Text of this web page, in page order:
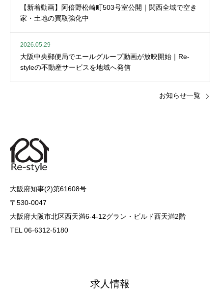
【新着動画】阿倍野松崎町503号室公開｜関西全域で空き
家・土地の買取強化中
2026.05.29
大阪中央郵便局でエールグループ動画が放映開始｜Re-
styleの不動産サービスを地域へ発信
お知らせ一覧
大阪府知事(2)第61608号
〒530-0047
大阪府大阪市北区西天満6-4-12グラン・ビルド西天満2階
TEL 06-6312-5180
求人情報